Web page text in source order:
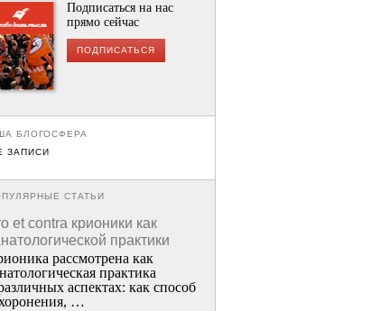
Подписаться на нас
прямо сейчас
ПОДПИСАТЬСЯ
БЛОГОСФЕРА
ЗАПИСИ
СТАТЬИ
et contra крионики как
практики
рассмотрена как
практика
аспектах: как способ
…